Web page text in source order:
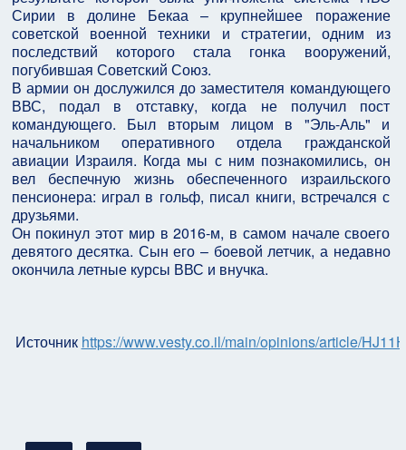
Сирии в долине Бекаа – крупнейшее поражение
советской военной техники и стратегии, одним из
последствий которого стала гонка вооружений,
погубившая Советский Союз.
В армии он дослужился до заместителя командующего
ВВС, подал в отставку, когда не получил пост
командующего. Был вторым лицом в "Эль-Аль" и
начальником оперативного отдела гражданской
авиации Израиля. Когда мы с ним познакомились, он
вел беспечную жизнь обеспеченного израильского
пенсионера: играл в гольф, писал книги, встречался с
друзьями.
Он покинул этот мир в 2016-м, в самом начале своего
девятого десятка. Сын его – боевой летчик, а недавно
окончила летные курсы ВВС и внучка.
Источник https://www.vesty.co.il/main/opinions/article/